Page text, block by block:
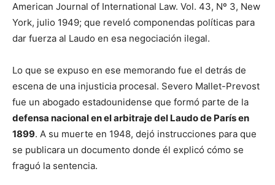
American Journal of International Law. Vol. 43, Nº 3, New
York, julio 1949; que reveló componendas políticas para
dar fuerza al Laudo en esa negociación ilegal.
Lo que se expuso en ese memorando fue el detrás de
escena de una injusticia procesal. Severo Mallet-Prevost
fue un abogado estadounidense que formó parte de la
defensa nacional en el arbitraje del Laudo de París en
1899. A su muerte en 1948, dejó instrucciones para que
se publicara un documento donde él explicó cómo se
fraguó la sentencia.